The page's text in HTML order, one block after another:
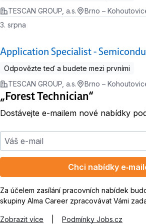
TESCAN GROUP, a.s.
Brno –
Application Specialist -
3. srpna
Odpovězte teď a budete mezi prvními
TESCAN GROUP, a.s.
Brno –
„Forest Technician“
Dostávejte e-mailem nové nabídky
Váš e-mail
Chci nabídky
Za účelem zasílání pracovních nabídek
skupiny Alma Career zpracovávat Vámi
Zobrazit více Podmínky Jobs.cz